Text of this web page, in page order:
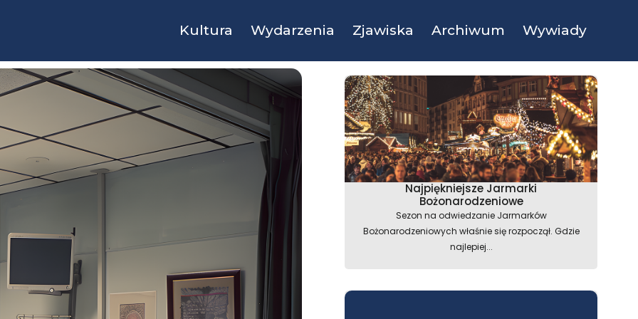
Kultura Wydarzenia Zjawiska Archiwum Wywiady
Najpiękniejsze Jarmarki
Bożonarodzeniowe
Sezon na odwiedzanie Jarmarków
Bożonarodzeniowych właśnie się rozpoczął. Gdzie
najlepiej...